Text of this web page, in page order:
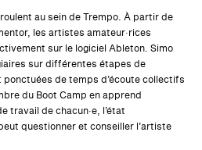
au sein de Trempo. À partir de
les artistes amateur·rices
sur le logiciel Ableton. Simo
sur différentes étapes de
de temps d’écoutecollectifs
du Boot Camp en apprend
travail de chacun·e, l’état
questionner et conseiller l’artiste